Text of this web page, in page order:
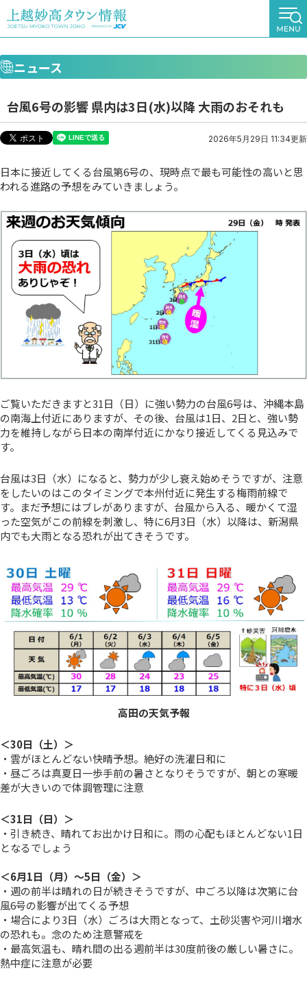
ニュース
台風6号の影響 県内は3日(水)以降 大雨のおそれも
2026年5月29日 11:34更新
日本に接近してくる台風第6号の、現時点で最も可能性の高いと思
われる進路の予想をみていきましょう。
ご覧いただきますと31日（日）に強い勢力の台風6号は、沖縄本島
の南海上付近にありますが、その後、台風は1日、2日と、強い勢
力を維持しながら日本の南岸付近にかなり接近してくる見込みで
す。
台風は3日（水）になると、勢力が少し衰え始めそうですが、注意
をしたいのはこのタイミングで本州付近に発生する梅雨前線で
す。まだ予想にはブレがありますが、台風から入る、暖かくて湿
った空気がこの前線を刺激し、特に6月3日（水）以降は、新潟県
内でも大雨となる恐れが出てきそうです。
高田の天気予報
＜30日（土）＞
・雲がほとんどない快晴予想。絶好の洗濯日和に
・昼ごろは真夏日一歩手前の暑さとなりそうですが、朝との寒暖
差が大きいので体調管理に注意
＜31日（日）＞
・引き続き、晴れてお出かけ日和に。雨の心配もほとんどない1日
となるでしょう
＜6月1日（月）～5日（金）＞
・週の前半は晴れの日が続きそうですが、中ごろ以降は次第に台
風6号の影響が出てくる予想
・場合により3日（水）ごろは大雨となって、土砂災害や河川増水
の恐れも。念のため注意警戒を
・最高気温も、晴れ間の出る週前半は30度前後の厳しい暑さに。
熱中症に注意が必要